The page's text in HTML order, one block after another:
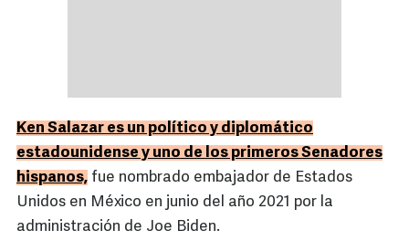
Ken Salazar es un político y diplomático
estadounidense y uno de los primeros Senadores
hispanos, fue nombrado embajador de Estados
Unidos en México en junio del año 2021 por la
administración de Joe Biden.